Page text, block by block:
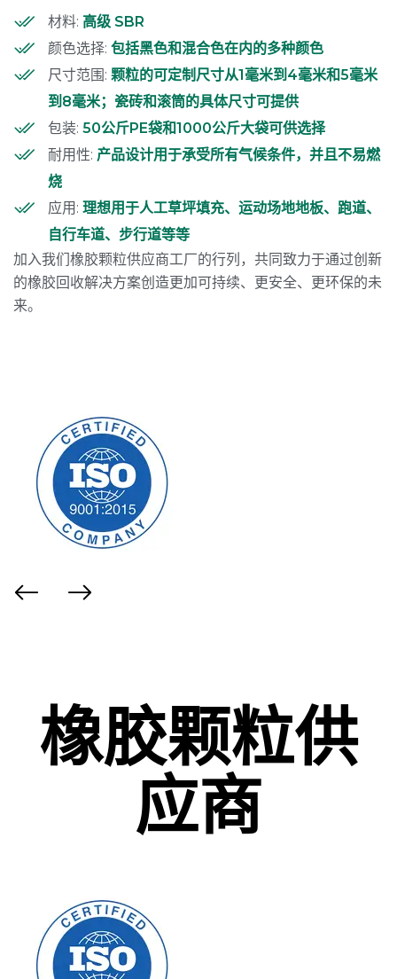
材料: 高级 SBR
颜色选择: 包括黑色和混合色在内的多种颜色
尺寸范围: 颗粒的可定制尺寸从1毫米到4毫米和5毫米
到8毫米；瓷砖和滚筒的具体尺寸可提供
包装: 50公斤PE袋和1000公斤大袋可供选择
耐用性: 产品设计用于承受所有气候条件，并且不易燃
烧
应用: 理想用于人工草坪填充、运动场地地板、跑道、
自行车道、步行道等等
加入我们橡胶颗粒供应商工厂的行列，共同致力于通过创新
的橡胶回收解决方案创造更加可持续、更安全、更环保的未
来。
橡胶颗粒供
应商